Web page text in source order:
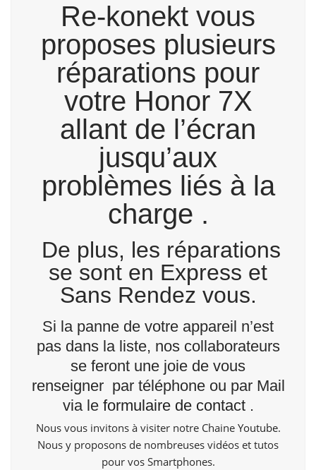
Re-konekt vous
proposes plusieurs
réparations pour
votre Honor 7X
allant de l’écran
jusqu’aux
problèmes liés à la
charge .
De plus, les réparations
se sont en Express et
Sans Rendez vous.
Si la panne de votre appareil n’est
pas dans la liste, nos collaborateurs
se feront une joie de vous
renseigner par téléphone ou par Mail
via leformulaire de contact.
Nous vous invitons à visiter notre Chaine Youtube.
Nous y proposons de nombreuses vidéos et tutos
pour vos Smartphones.